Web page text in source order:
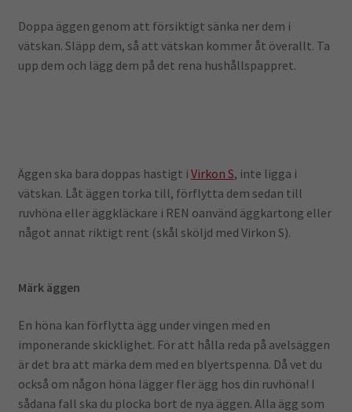
Doppa äggen genom att försiktigt sänka ner dem i
vätskan. Släpp dem, så att vätskan kommer åt överallt. Ta
upp dem och lägg dem på det rena hushållspappret.
Äggen ska bara doppas hastigt i Virkon S, inte ligga i
vätskan. Låt äggen torka till, förflytta dem sedan till
ruvhöna eller äggkläckare i REN oanvänd äggkartong eller
något annat riktigt rent (skål sköljd med Virkon S).
Märk äggen
En höna kan förflytta ägg under vingen med en
imponerande skicklighet. För att hålla reda på avelsäggen
är det bra att märka dem med en blyertspenna. Då vet du
också om någon höna lägger fler ägg hos din ruvhöna! I
sådana fall ska du plocka bort de nya äggen. Alla ägg som